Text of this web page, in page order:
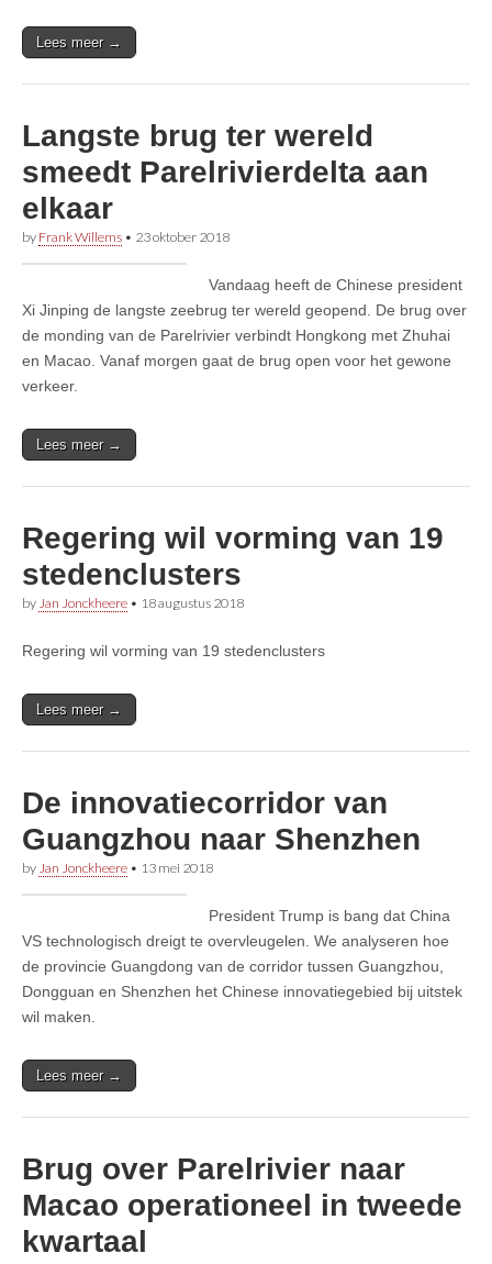
Lees meer →
Langste brug ter wereld
smeedt Parelrivierdelta aan
elkaar
by Frank Willems • 23 oktober 2018
Vandaag heeft de Chinese president
Xi Jinping de langste zeebrug ter wereld geopend. De brug over
de monding van de Parelrivier verbindt Hongkong met Zhuhai
en Macao. Vanaf morgen gaat de brug open voor het gewone
verkeer.
Lees meer →
Regering wil vorming van 19
stedenclusters
by Jan Jonckheere • 18 augustus 2018
Regering wil vorming van 19 stedenclusters
Lees meer →
De innovatiecorridor van
Guangzhou naar Shenzhen
by Jan Jonckheere • 13 mei 2018
President Trump is bang dat China
VS technologisch dreigt te overvleugelen. We analyseren hoe
de provincie Guangdong van de corridor tussen Guangzhou,
Dongguan en Shenzhen het Chinese innovatiegebied bij uitstek
wil maken.
Lees meer →
Brug over Parelrivier naar
Macao operationeel in tweede
kwartaal